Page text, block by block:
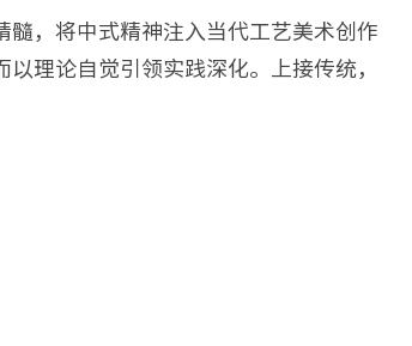
，将中式精神注入当代工艺美术创作
理论自觉引领实践深化。上接传统，